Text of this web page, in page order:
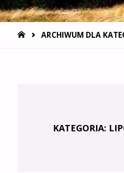
STRONA
ARCHIWUM DLA
KATEGORIA: